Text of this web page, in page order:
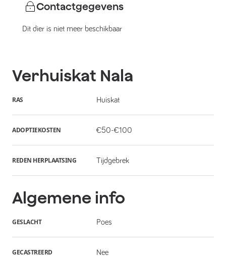
Contactgegevens
Dit dier is niet meer beschikbaar
Verhuiskat Nala
RAS Huiskat
ADOPTIEKOSTEN €50-€100
REDEN HERPLAATSING Tijdgebrek
Algemene info
GESLACHT Poes
GECASTREERD Nee